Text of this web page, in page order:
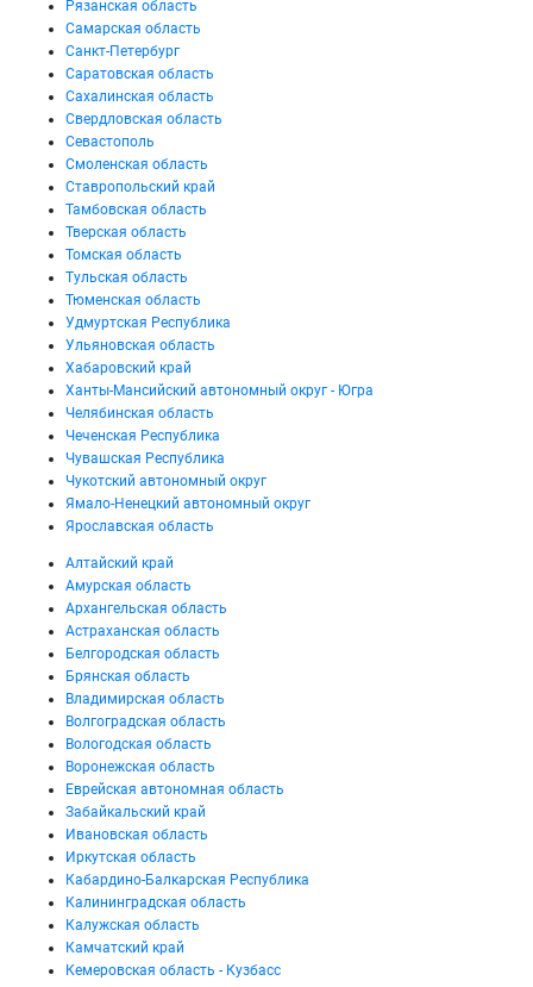
Рязанская область
Самарская область
Санкт-Петербург
Саратовская область
Сахалинская область
Свердловская область
Севастополь
Смоленская область
Ставропольский край
Тамбовская область
Тверская область
Томская область
Тульская область
Тюменская область
Удмуртская Республика
Ульяновская область
Хабаровский край
Ханты-Мансийский автономный округ - Югра
Челябинская область
Чеченская Республика
Чувашская Республика
Чукотский автономный округ
Ямало-Ненецкий автономный округ
Ярославская область
Алтайский край
Амурская область
Архангельская область
Астраханская область
Белгородская область
Брянская область
Владимирская область
Волгоградская область
Вологодская область
Воронежская область
Еврейская автономная область
Забайкальский край
Ивановская область
Иркутская область
Кабардино-Балкарская Республика
Калининградская область
Калужская область
Камчатский край
Кемеровская область - Кузбасс